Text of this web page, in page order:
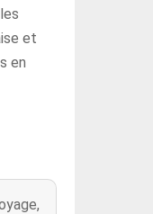
et
en